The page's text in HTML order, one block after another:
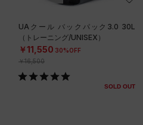
UAクール バックパック3.0 30L
（トレーニング/UNISEX）
￥11,550 30%OFF
￥16,500
SOLD OUT